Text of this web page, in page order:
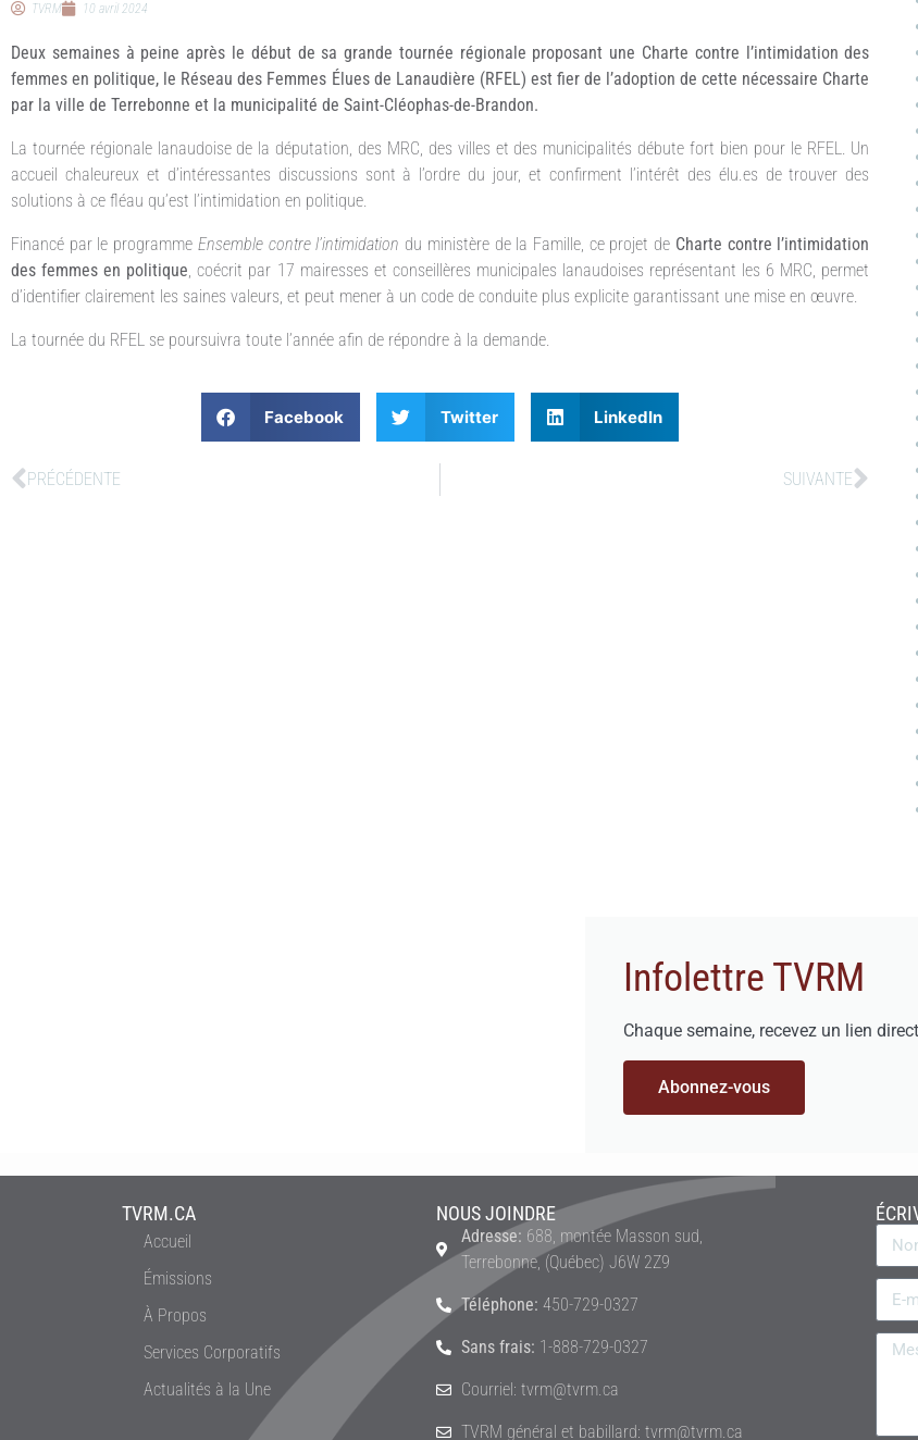
TVRM 10 avril 2024
Deux semaines à peine après le début de sa grande tournée régionale proposant une Charte contre l’intimidation des
femmes en politique, le Réseau des Femmes Élues de Lanaudière (RFEL) est fier de l’adoption de cette nécessaire Charte
par la ville de Terrebonne et la municipalité de Saint-Cléophas-de-Brandon.
La tournée régionale lanaudoise de la députation, des MRC, des villes et des municipalités débute fort bien pour le RFEL. Un
accueil chaleureux et d’intéressantes discussions sont à l’ordre du jour, et confirment l’intérêt des élu.es de trouver des
solutions à ce fléau qu’est l’intimidation en politique.
Financé par le programme Ensemble contre l’intimidation du ministère de la Famille, ce projet de Charte contre l’intimidation
des femmes en politique, coécrit par 17 mairesses et conseillères municipales lanaudoises représentant les 6 MRC, permet
d’identifier clairement les saines valeurs, et peut mener à un code de conduite plus explicite garantissant une mise en œuvre.
La tournée du RFEL se poursuivra toute l’année afin de répondre à la demande.
Facebook Twitter LinkedIn
PRÉCÉDENTE SUIVANTE
Infolettre TVRM
Chaque semaine, recevez un lien
Abonnez-vous
TVRM.CA
Accueil
Émissions
À Propos
Services Corporatifs
Actualités à la Une
NOUS JOINDRE
Adresse: 688, montée Masson sud,
Terrebonne, (Québec) J6W 2Z9
Téléphone: 450-729-0327
Sans frais: 1-888-729-0327
Courriel: tvrm@tvrm.ca
TVRM général et babillard: tvrm@tvrm.ca